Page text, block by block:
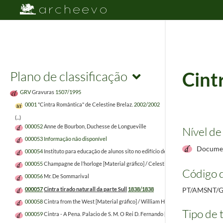
Plano de classificação
GRVGravuras 1507/1995
0001 "Cintra Romântica" de Celestine Brelaz. 2002/2002
(...)
000052Anne de Bourbon, Duchesse de Longueville
000053 Informação não disponível
000054 Instituto para educação de alunos sito no edifício de ex Hootel
000055Champagne de l’horloge [Material gráfico] / Celestine Breláz. – Lisboa :
000056 Mr. De Sommarival
000057Cintra tirado naturall da parte Sull 1838/1838
000058Cintra from the West [Material gráfico] / William Hickling Burnett. – [S.l. :
000059Cintra - A Pena. Palacio de S. M. O Rei D. Fernando [Material gráfico] /
Nível
Código
PT/AMSNT/
Tipo de